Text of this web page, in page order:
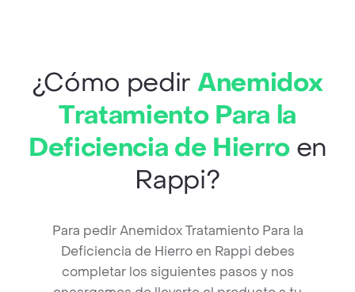
¿Cómo pedir Anemidox
Tratamiento Para la
Deficiencia de Hierro en
Rappi?
Para pedir Anemidox Tratamiento Para la
Deficiencia de Hierro en Rappi debes
completar los siguientes pasos y nos